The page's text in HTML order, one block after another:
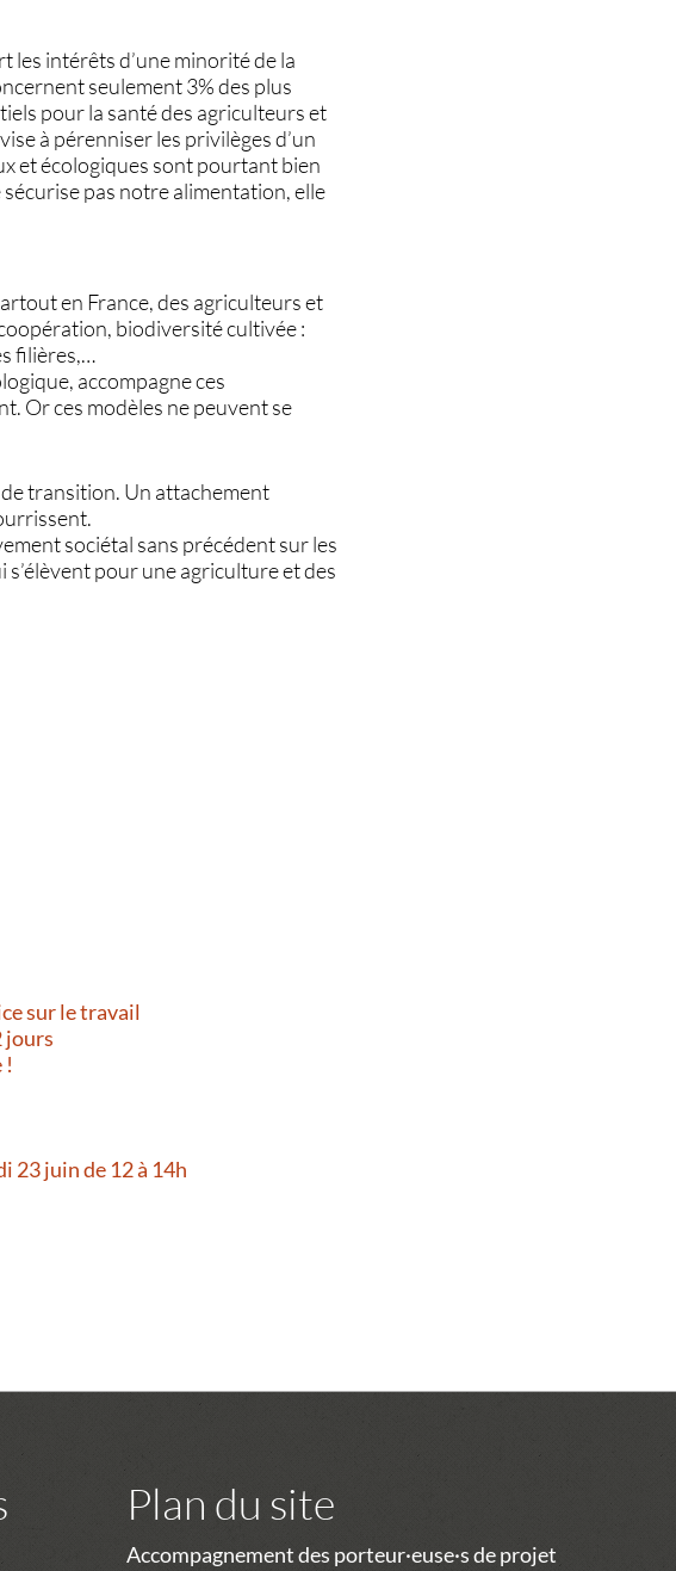
les intérêts d’une minorité de la
seulement 3% des plus
pour la santé des agriculteurs et
à pérenniser les privilèges d’un
et écologiques sont pourtant bien
pas notre alimentation, elle
en France, des agriculteurs et
biodiversité cultivée :
filières,…
accompagne ces
Or ces modèles ne peuvent se
de transition. Un attachement
sociétal sans précédent sur les
s’élèvent pour une agriculture et des
sur le travail
jours
!
23 juin de 12 à 14h
Plan du site
Accompagnement des porteur·euse·s de projet